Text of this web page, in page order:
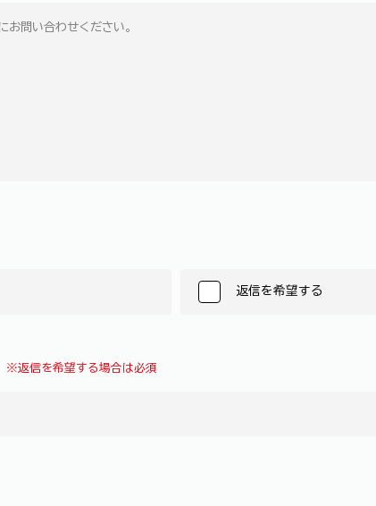
返信を希望する
※返信を希望する場合は必須